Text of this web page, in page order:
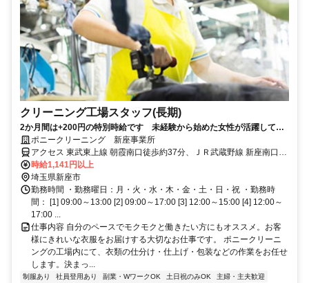
クリーニング工場スタッフ(長期)
2か月間は+200円の特別時給です 未経験から始めた女性が活躍してい
る職場です。
ポニークリーニング 新座事業所
アクセス 東武東上線 朝霞南口徒歩約37分、ＪＲ武蔵野線 新座南口徒
歩約47分、東武東上線 和光市南口徒歩約51分 朝霞台駅よりバス「畑
中二丁目」下車徒歩５分
時給1,141円以上
埼玉県新座市
勤務時間 ・勤務曜日：月・火・水・木・金・土・日・祝 ・勤務時
間： [1] 09:00～13:00 [2] 09:00～17:00 [3] 12:00～15:00 [4] 12:00～
17:00 ...
仕事内容 自分のペースでモクモクと働きたい方にもオススメ。お客
様にきれいな衣服をお届けする大切なお仕事です。 ポニークリーニ
ングの工場内にて、衣類の仕分け・仕上げ・包装などの作業をお任せ
します。決まっ...
制服あり 社員登用あり 副業・WワークOK 土日祝のみOK
主婦・主夫歓迎